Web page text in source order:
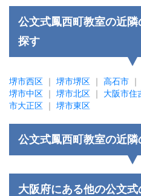
公文式鳳西町教室の近
探す
堺市西区 ｜ 堺市堺区 ｜ 高石市 ｜
堺市中区 ｜ 堺市北区 ｜ 大阪市住
市大正区 ｜ 堺市東区
公文式鳳西町教室の近
大阪府にある他の公文